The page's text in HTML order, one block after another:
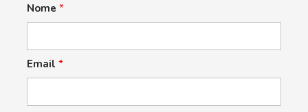
Nome *
Email *